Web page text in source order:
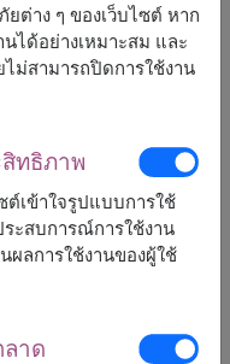
ยืนยันคำสั่งซื้อผ่านอีเมล
างมั่นใจ
ต่าง ๆ ของเว็บไซต์ หาก
ได้อย่างเหมาะสม และ
ม่สามารถปิดการใช้งาน
สิทธิภาพ
ต์เข้าใจรูปแบบการใช้
ะสบการณ์การใช้งาน
ผลการใช้งานของผู้ใช้
าด